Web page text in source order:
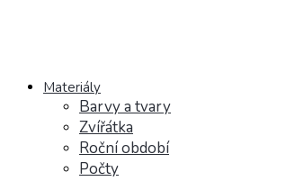
Materiály
Barvy a tvary
Zvířátka
Roční období
Počty